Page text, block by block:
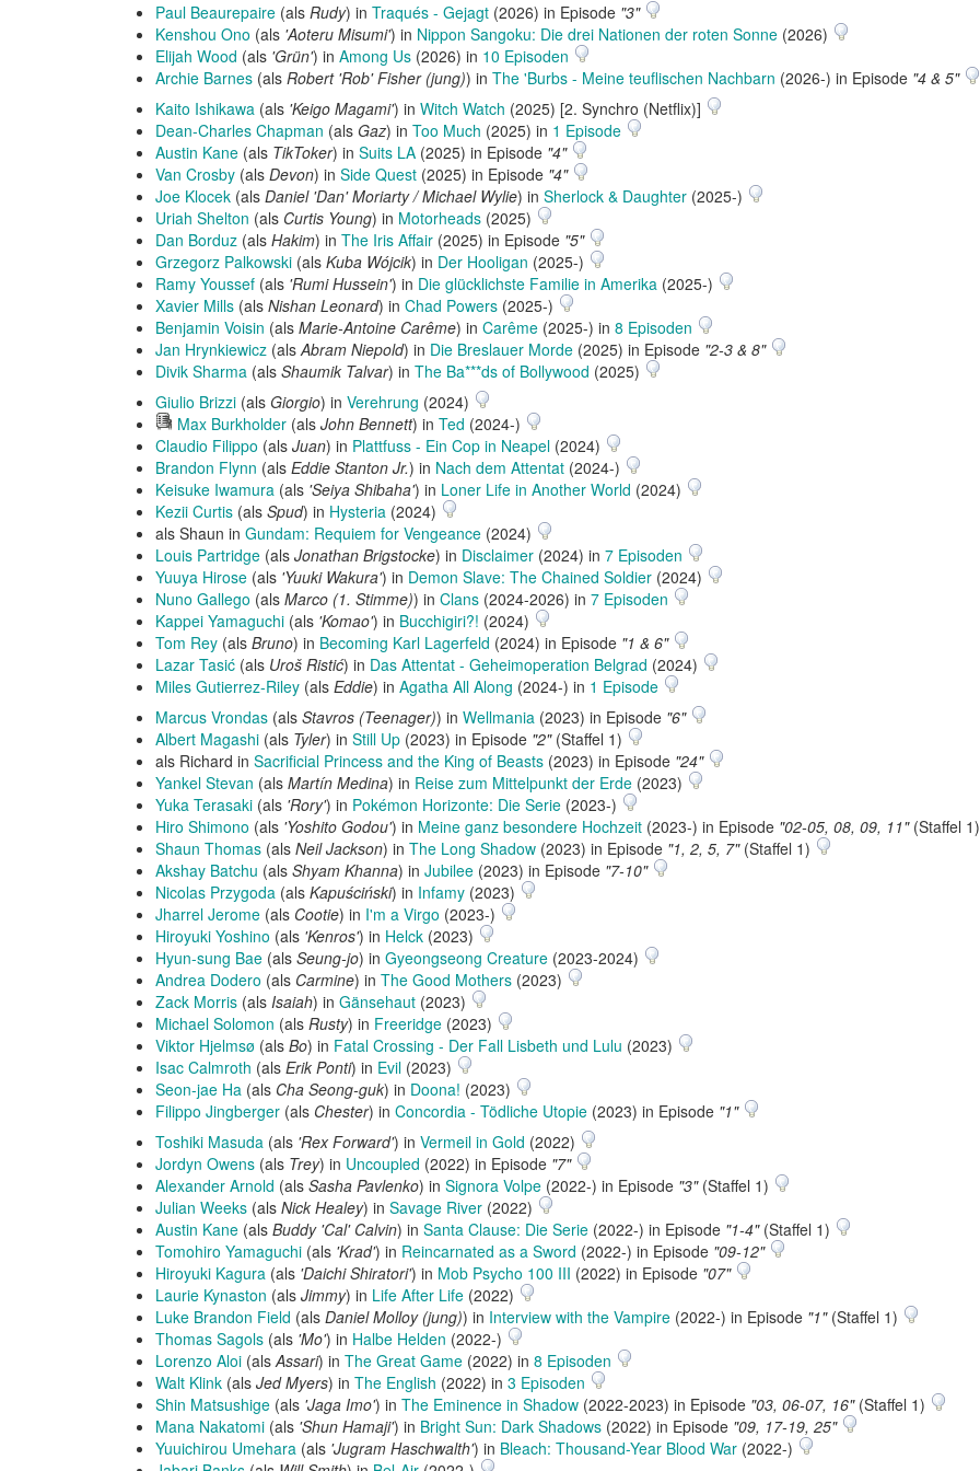
Paul Beaurepaire (als Rudy) in Traqués - Gejagt (2026) in Episode "3"
Kenshou Ono (als 'Aoteru Misumi') in Nippon Sangoku: Die drei Nationen der roten Sonne (2026)
Elijah Wood (als 'Grün') in Among Us (2026) in 10 Episoden
Archie Barnes (als Robert 'Rob' Fisher (jung)) in The 'Burbs - Meine teuflischen Nachbarn (2026-) in Episode "4 & 5"
Kaito Ishikawa (als 'Keigo Magami') in Witch Watch (2025) [2. Synchro (Netflix)]
Dean-Charles Chapman (als Gaz) in Too Much (2025) in 1 Episode
Austin Kane (als TikToker) in Suits LA (2025) in Episode "4"
Van Crosby (als Devon) in Side Quest (2025) in Episode "4"
Joe Klocek (als Daniel 'Dan' Moriarty / Michael Wylie) in Sherlock & Daughter (2025-)
Uriah Shelton (als Curtis Young) in Motorheads (2025)
Dan Borduz (als Hakim) in The Iris Affair (2025) in Episode "5"
Grzegorz Palkowski (als Kuba Wójcik) in Der Hooligan (2025-)
Ramy Youssef (als 'Rumi Hussein') in Die glücklichste Familie in Amerika (2025-)
Xavier Mills (als Nishan Leonard) in Chad Powers (2025-)
Benjamin Voisin (als Marie-Antoine Carême) in Carême (2025-) in 8 Episoden
Jan Hrynkiewicz (alsAbram Niepold) in Die Breslauer Morde (2025) in Episode "2-3 & 8"
Divik Sharma (als Shaumik Talvar) in The Ba***ds of Bollywood (2025)
Giulio Brizzi (als Giorgio) in Verehrung (2024)
Hörprobe
abspielen
Max Burkholder (als John Bennett) in Ted (2024-)
Claudio Filippo (als Juan) in Plattfuss - Ein Cop in Neapel (2024)
Brandon Flynn (als Eddie Stanton Jr.) in Nach dem Attentat (2024-)
Keisuke Iwamura (als 'Seiya Shibaha') in Loner Life in Another World (2024)
Kezii Curtis (als Spud) in Hysteria (2024)
als Shaun in Gundam: Requiem for Vengeance (2024)
Louis Partridge (als Jonathan Brigstocke) in Disclaimer (2024) in 7 Episoden
Yuuya Hirose (als 'Yuuki Wakura') in Demon Slave: The Chained Soldier (2024)
Nuno Gallego (als Marco (1. Stimme)) in Clans (2024-2026) in 7 Episoden
Kappei Yamaguchi (als 'Komao') in Bucchigiri?! (2024)
Tom Rey (als Bruno) in Becoming Karl Lagerfeld (2024) in Episode "1 & 6"
Lazar Tasić (als Uroš Ristić) in Das Attentat - Geheimoperation Belgrad (2024)
Miles Gutierrez-Riley (als Eddie) in Agatha All Along (2024-) in 1 Episode
Marcus Vrondas (als Stavros (Teenager)) in Wellmania (2023) in Episode "6"
Albert Magashi (als Tyler) in Still Up (2023) in Episode "2"(Staffel 1)
als Richard in Sacrificial Princess and the King of Beasts (2023) in Episode "24"
Yankel Stevan (als Martín Medina) in Reise zum Mittelpunkt der Erde (2023)
Yuka Terasaki (als 'Rory') in Pokémon Horizonte: Die Serie (2023-)
Hiro Shimono (als 'Yoshito Godou') in Meine ganz besondere Hochzeit (2023-) in Episode "02-05, 08, 09, 11"(Staffel
Shaun Thomas (als Neil Jackson) in The Long Shadow (2023) in Episode "1, 2, 5, 7"(Staffel 1)
Akshay Batchu (als Shyam Khanna) in Jubilee (2023) in Episode "7-10"
Nicolas Przygoda (als Kapuściński) in Infamy (2023)
Jharrel Jerome (als Cootie) in I'm a Virgo (2023-)
Hiroyuki Yoshino (als 'Kenros') in Helck (2023)
Hyun-sung Bae (als Seung-jo) in Gyeongseong Creature (2023-2024)
Andrea Dodero (als Carmine) in The Good Mothers (2023)
Zack Morris (als Isaiah) in Gänsehaut (2023)
Michael Solomon (als Rusty) in Freeridge (2023)
Viktor Hjelmsø (als Bo) in Fatal Crossing - Der Fall Lisbeth und Lulu (2023)
Isac Calmroth (als Erik Ponti) in Evil (2023)
Seon-jae Ha (als Cha Seong-guk) in Doona! (2023)
Filippo Jingberger (als Chester) in Concordia - Tödliche Utopie (2023) in Episode "1"
Toshiki Masuda (als 'Rex Forward') in Vermeil in Gold (2022)
Jordyn Owens (als Trey) in Uncoupled (2022) in Episode "7"
Alexander Arnold (als Sasha Pavlenko) in Signora Volpe (2022-) in Episode "3"(Staffel 1)
Julian Weeks (als Nick Healey) in Savage River (2022)
Austin Kane (als Buddy 'Cal' Calvin) in Santa Clause: Die Serie (2022-) in Episode "1-4"(Staffel 1)
Tomohiro Yamaguchi (als 'Krad') in Reincarnated as a Sword (2022-) in Episode "09-12"
Hiroyuki Kagura (als 'Daichi Shiratori') in Mob Psycho 100 III (2022) in Episode "07"
Laurie Kynaston (als Jimmy) in Life After Life (2022)
Luke Brandon Field (als Daniel Molloy (jung)) in Interview with the Vampire (2022-) in Episode "1"(Staffel 1)
Thomas Sagols (als 'Mo') in Halbe Helden (2022-)
Lorenzo Aloi (alsAssari) in The Great Game (2022) in 8 Episoden
Walt Klink (als Jed Myers) in The English (2022) in 3 Episoden
Shin Matsushige (als 'Jaga Imo') in The Eminence in Shadow (2022-2023) in Episode "03, 06-07, 16"(Staffel 1)
Mana Nakatomi (als 'Shun Hamaji') in Bright Sun: Dark Shadows (2022) in Episode "09, 17-19, 25"
Yuuichirou Umehara (als 'Jugram Haschwalth') in Bleach: Thousand-Year Blood War (2022-)